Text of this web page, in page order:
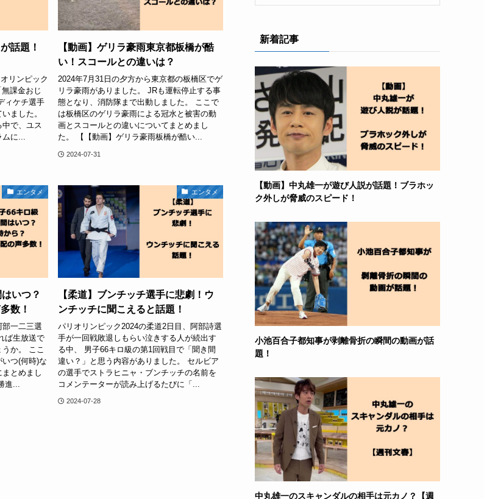
話題！
リンピック
課金おじ
ィケチ選手
ました。
で、ユス
ムに...
【動画】ゲリラ豪雨東京都板橋が酷
い！スコールとの違いは？
2024年7月31日の夕方から東京都の板橋区でゲ
リラ豪雨がありました。 JRも運転停止する事
態となり、消防隊まで出動しました。 ここで
は板橋区のゲリラ豪雨による冠水と被害の動
画とスコールとの違いについてまとめまし
た。 【【動画】ゲリラ豪雨板橋が酷い...
2024-07-31
エンタメ
いつ？
数！
一二三選
ば生放送で
か。 ここ
つ(何時)な
とめまし
進...
エンタメ
【柔道】ブンチッチ選手に悲劇！ウ
ンチッチに聞こえると話題！
パリオリンピック2024の柔道2日目、阿部詩選
手が一回戦敗退しもらい泣きする人が続出す
る中、 男子66キロ級の第1回戦目で「聞き間
違い？」と思う内容がありました。 セルビア
の選手でストラヒニャ・ブンチッチの名前を
コメンテーターが読み上げるたびに「...
2024-07-28
新着記事
【動画】中丸雄一が遊び人説が話題！ブラホッ
ク外しが脅威のスピード！
小池百合子都知事が剥離骨折の瞬間の動画が話
題！
中丸雄一のスキャンダルの相手は元カノ？【週